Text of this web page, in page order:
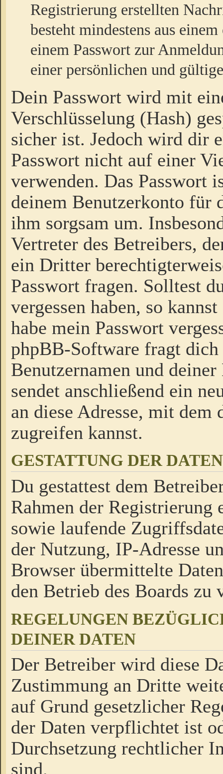
Registrierung erstellten
besteht mindestens aus
einem Passwort zur
einer persönlichen und
Dein Passwort wird mit
Verschlüsselung (Hash)
sicher ist. Jedoch wird dir
Passwort nicht auf einer
verwenden. Das Passwort
deinem Benutzerkonto für
ihm sorgsam um.
Vertreter des Betreibers,
ein Dritter
Passwort fragen. Solltest
vergessen haben, so
habe mein Passwort
phpBB-Software fragt dich
Benutzernamen und
sendet anschließend ein
an diese Adresse, mit dem
zugreifen kannst.
GESTATTUNG DER
Du gestattest dem
Rahmen der Registrierung
sowie laufende
der Nutzung, IP-Adresse
Browser übermittelte
den Betrieb des Boards zu
REGELUNGEN
DEINER DATEN
Der Betreiber wird diese
Zustimmung an Dritte
auf Grund gesetzlicher
der Daten verpflichtet ist
Durchsetzung rechtlicher
sind.